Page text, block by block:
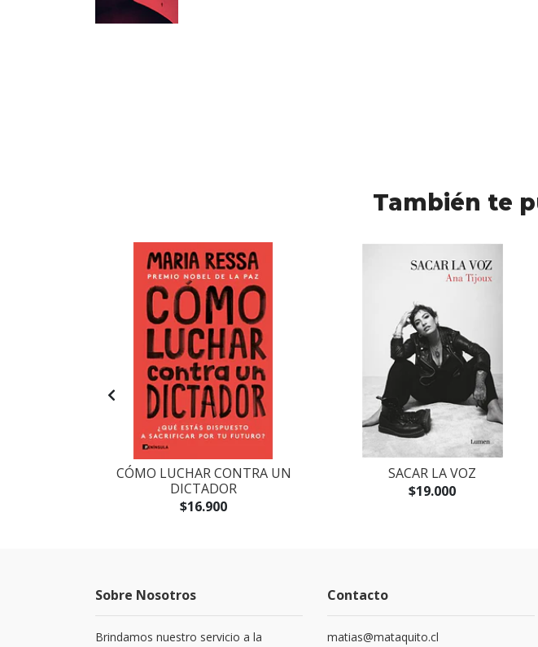
También te
CÓMO LUCHAR CONTRA UN
DICTADOR
$16.900
SACAR LA VOZ
$19.000
Sobre Nosotros
Brindamos nuestro servicio a la
Contacto
matias@mataquito.cl